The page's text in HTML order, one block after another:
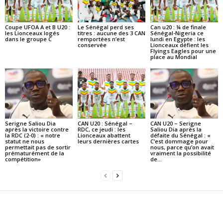
Coupe UFOA A et B U20 :
les Lionceaux logés
dans le groupe C
Le Sénégal perd ses
titres : aucune des 3 CAN
remportées n’est
conservée
Can u20 : ¼ de finale
Sénégal-Nigeria ce
lundi en Egypte : les
Lionceaux défient les
Flyings Eagles pour une
place au Mondial
Serigne Saliou Dia
après la victoire contre
la RDC (2-0) : « notre
statut ne nous
permettait pas de sortir
prématurément de la
compétition»
CAN U20 : Sénégal –
RDC, ce jeudi : les
Lionceaux abattent
leurs dernières cartes
CAN U20 – Serigne
Saliou Dia après la
défaite du Sénégal : «
C’est dommage pour
nous, parce qu’on avait
vraiment la possibilité
de...